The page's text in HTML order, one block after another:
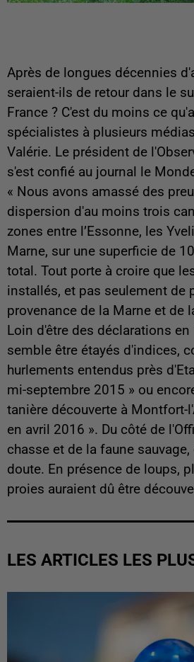
Après de longues décennies
seraient-ils de retour dans le
France ? C'est du moins ce
spécialistes à plusieurs
Valérie. Le président de
s'est confié au journal le
« Nous avons amassé des
dispersion d'au moins trois
zones entre l’Essonne, les
Marne, sur une superficie de
total. Tout porte à croire que
installés, et pas seulement de
provenance de la Marne et de
Loin d'être des déclarations
semble être étayés d'indices,
hurlements entendus près
mi-septembre 2015 » ou
tanière découverte à Montfort-
en avril 2016 ». Du côté de
chasse et de la faune
doute. En présence de loups,
proies auraient dû être
LES ARTICLES LES